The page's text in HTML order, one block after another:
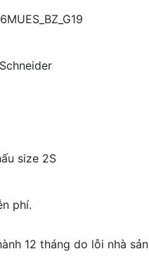
size 2S
phí.
12 tháng do lỗi nhà